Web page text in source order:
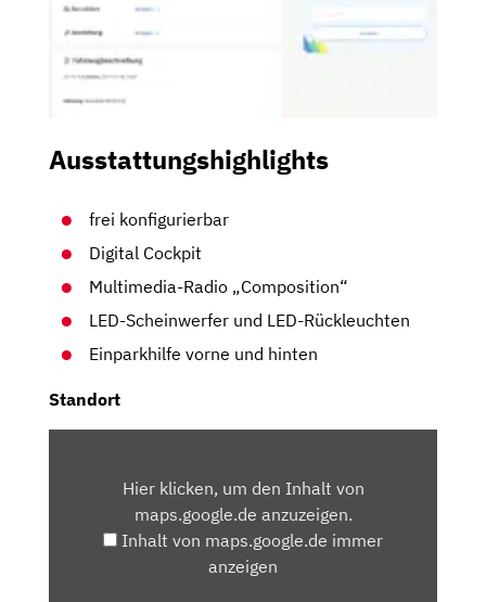
Ausstattungshighlights
frei konfigurierbar
Digital Cockpit
Multimedia-Radio „Composition“
LED-Scheinwerfer und LED-Rückleuchten
Einparkhilfe vorne und hinten
Standort
MAPS.GOOGLE.DEHier klicken, um den Inhalt von
maps.google.de anzuzeigen.
Inhalt von maps.google.de immer
anzeigen